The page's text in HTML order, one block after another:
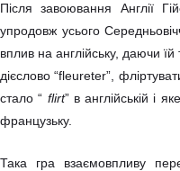
Після завоювання Англії
упродовж усього
вплив на англійську, даючи
дієслово “fleureter”,
стало “ flirt” в англійській і
французьку.
Така гра взаємовпливу